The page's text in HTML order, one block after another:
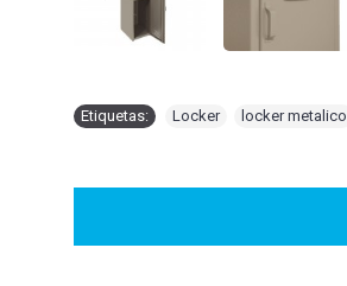
Etiquetas: Locker locker metalico